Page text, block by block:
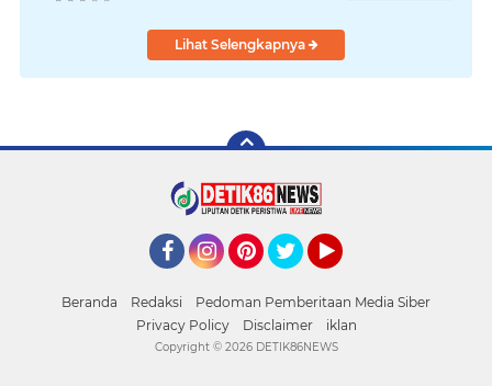
Lihat Selengkapnya
Beranda Redaksi
Pedoman Pemberitaan Media Siber
Privacy Policy
Disclaimer iklan
Copyright © 2026 DETIK86NEWS